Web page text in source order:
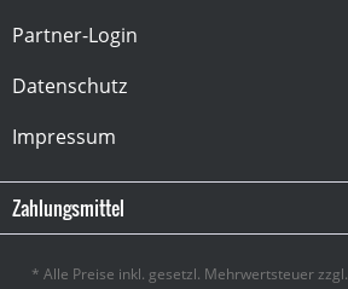
Partner-Login
Datenschutz
Impressum
Zahlungsmittel
* Alle Preise inkl. gesetzl. Mehrwertsteuer zzgl.